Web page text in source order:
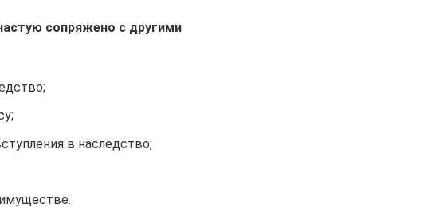
сопряжено с другими
в наследство;